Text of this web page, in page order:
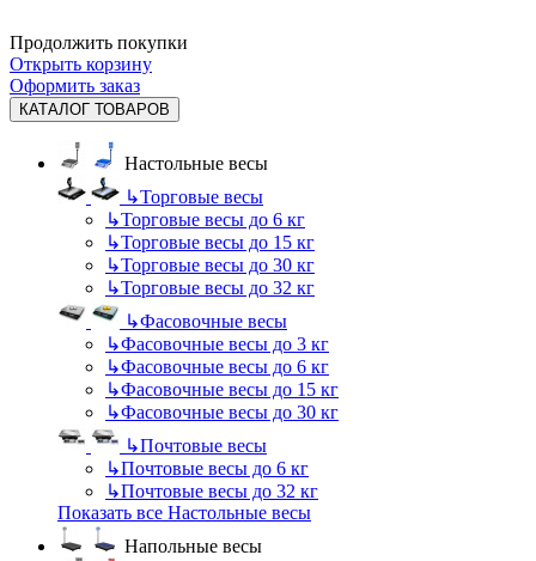
Продолжить покупки
Открыть корзину
Оформить заказ
КАТАЛОГ ТОВАРОВ
Настольные весы
↳Торговые весы
↳Торговые весы до 6 кг
↳Торговые весы до 15 кг
↳Торговые весы до 30 кг
↳Торговые весы до 32 кг
↳Фасовочные весы
↳Фасовочные весы до 3 кг
↳Фасовочные весы до 6 кг
↳Фасовочные весы до 15 кг
↳Фасовочные весы до 30 кг
↳Почтовые весы
↳Почтовые весы до 6 кг
↳Почтовые весы до 32 кг
Показать все Настольные весы
Напольные весы